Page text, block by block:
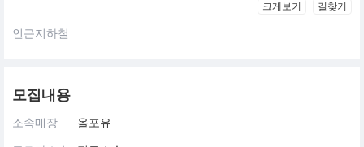
크게보기 길찾기
인근지하철
모집내용
소속매장 올포유